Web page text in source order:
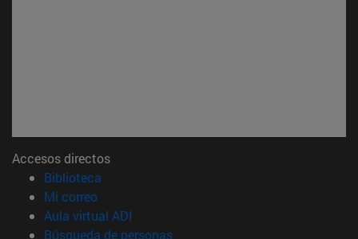
Accesos directos
Biblioteca
Mi correo(abre en nueva ventana)
Aula virtual ADI
Búsqueda de personas(abre en nueva ventana)